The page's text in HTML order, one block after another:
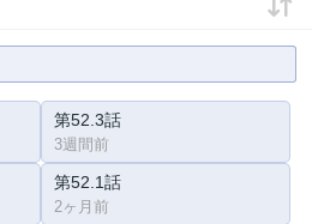
第52.3話
3週間前
第52.1話
2ヶ月前